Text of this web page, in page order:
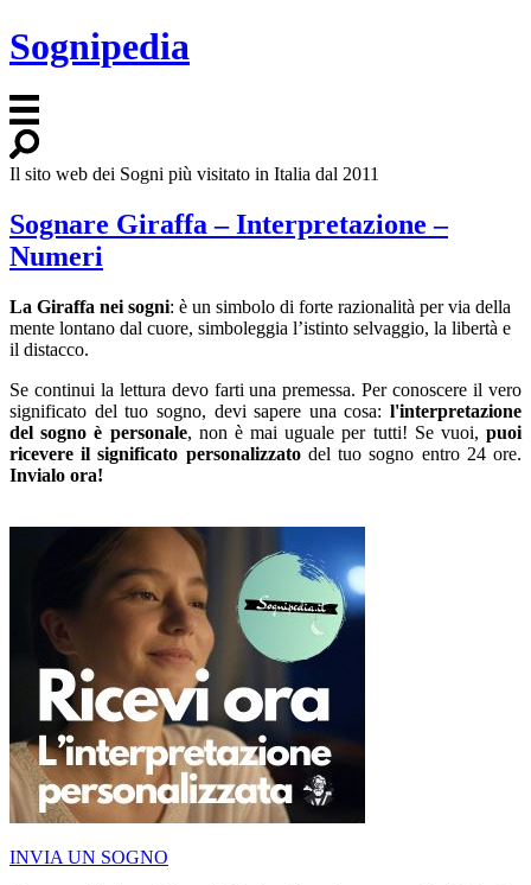
Sognipedia
Il sito web dei Sogni più visitato in Italia dal 2011
Sognare Giraffa – Interpretazione –
Numeri
La Giraffa nei sogni: è un simbolo di forte razionalità per via della
mente lontano dal cuore, simboleggia l’istinto selvaggio, la libertà e
il distacco.
Se continui la lettura devo farti una premessa. Per conoscere il vero
significato del tuo sogno, devi sapere una cosa: l'interpretazione
del sogno è personale, non è mai uguale per tutti! Se vuoi, puoi
ricevere il significato personalizzatodel tuo sogno entro 24 ore.
Invialo ora!
INVIA UN SOGNO